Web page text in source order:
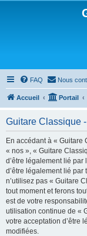
FAQ Nous
Accueil Portail
Guitare Classique
En accédant à « Guitare
« nos », « Guitare
d’être légalement lié par
d’être légalement lié par
n’utilisez pas « Guitare
tout moment et ferons
est de votre
utilisation continue de «
votre acceptation d’être
modifiées.